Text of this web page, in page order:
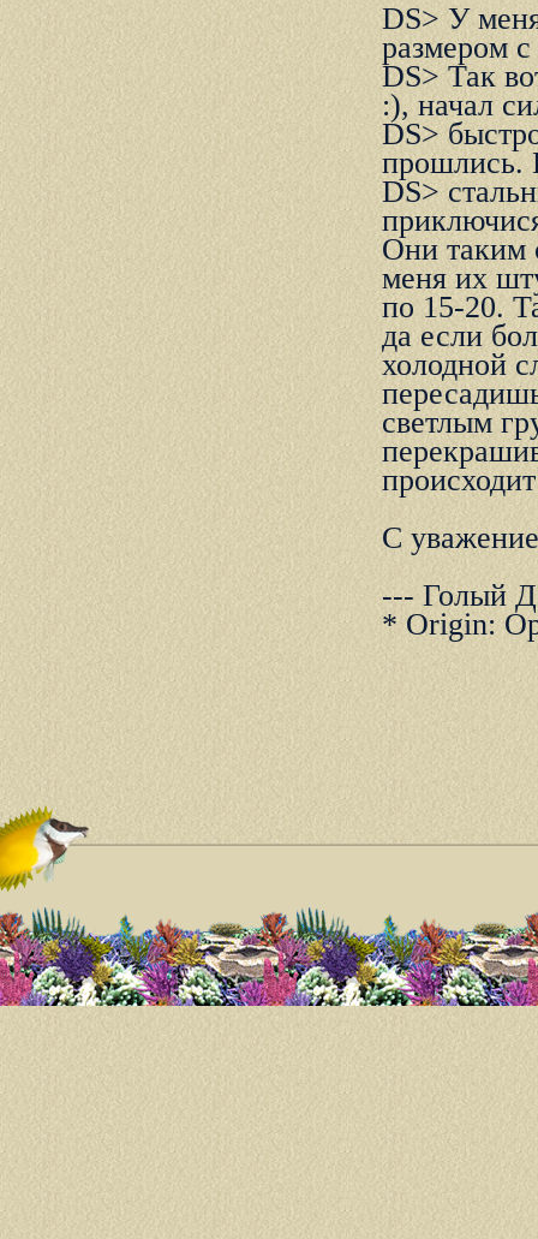
DS> У
pазмеpом с
DS> Так
:), начал
DS>
пpошлись.
DS>
Они таким
меня их
по 15-20.
да если
холодной
светлым
С
--- Голый
* Origin: